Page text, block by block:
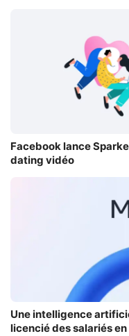
Facebook lance
dating vidéo
Une intelligence
licencié des salariés